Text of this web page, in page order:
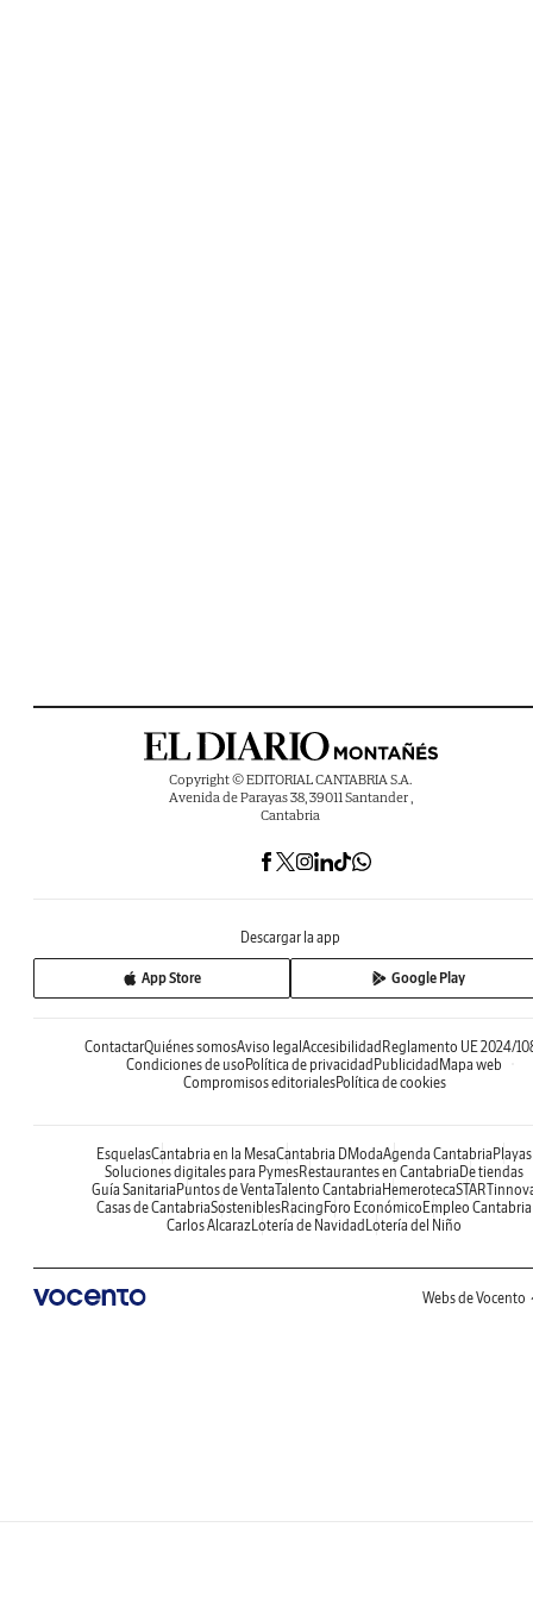
Copyright © EDITORIAL CANTABRIA S.A.
Avenida de Parayas 38, 39011 Santander ,
Cantabria
Descargar la app
App Store Google Play
ContactarQuiénes somosAviso legalAccesibilidadReglamento UE 2024/
Condiciones de usoPolítica de privacidadPublicidadMapa web
Compromisos editorialesPolítica de cookies
EsquelasCantabria en la MesaCantabria DModaAgenda CantabriaPlayas
Soluciones digitales para PymesRestaurantes en CantabriaDe tiendas
Guía SanitariaPuntos de VentaTalento CantabriaHemeroteca
Casas de CantabriaSosteniblesRacingForo EconómicoEmpleo Cantabria
Carlos AlcarazLotería de NavidadLotería del Niño
Webs de Vocento